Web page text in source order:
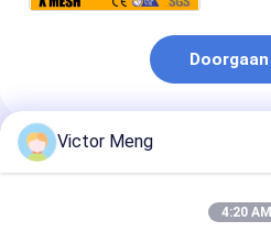
Doorgaan
Geadviseerde Producten
Victor Meng
4:20 AM